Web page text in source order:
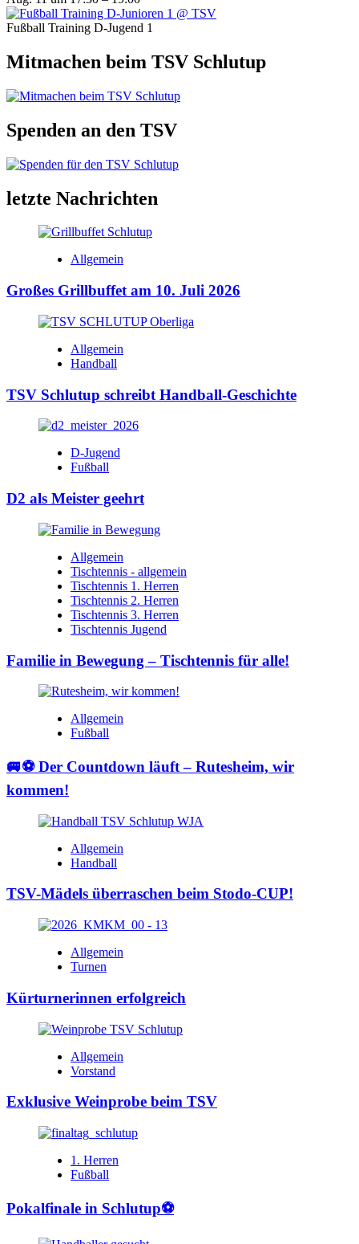
Fußball Training D-Jugend 1
Mitmachen beim TSV Schlutup
Spenden an den TSV
letzte Nachrichten
Allgemein
Großes Grillbuffet am 10. Juli 2026
Allgemein
Handball
TSV Schlutup schreibt Handball-Geschichte
D-Jugend
Fußball
D2 als Meister geehrt
Allgemein
Tischtennis - allgemein
Tischtennis 1. Herren
Tischtennis 2. Herren
Tischtennis 3. Herren
Tischtennis Jugend
Familie in Bewegung – Tischtennis für alle!
Allgemein
Fußball
🚐⚽ Der Countdown läuft – Rutesheim, wir
kommen!
Allgemein
Handball
TSV-Mädels überraschen beim Stodo-CUP!
Allgemein
Turnen
Kürturnerinnen erfolgreich
Allgemein
Vorstand
Exklusive Weinprobe beim TSV
1. Herren
Fußball
Pokalfinale in Schlutup⚽️